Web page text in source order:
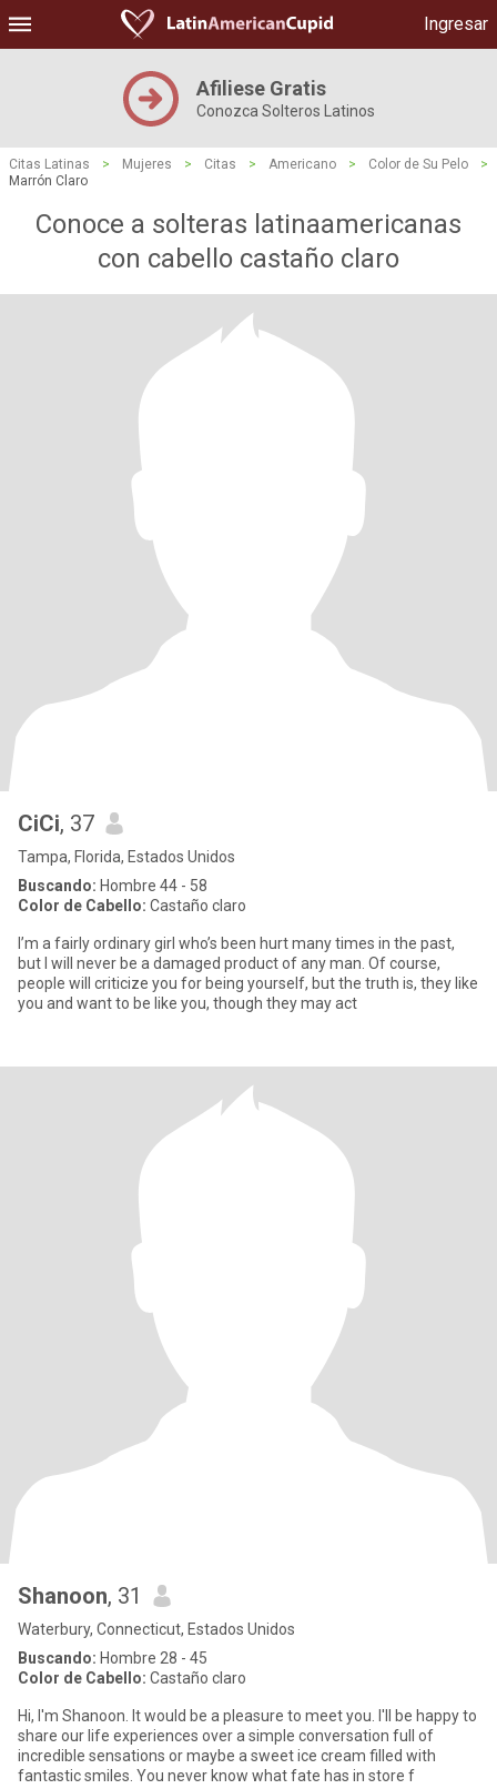
Ingresar
Afiliese Gratis
Conozca Solteros Latinos
Citas Latinas > Mujeres > Citas > Americano > Color de Su Pelo
>
Marrón Claro
Conoce a solteras latinaamericanas
con cabello castaño claro
CiCi, 37
Tampa, Florida, Estados Unidos
Buscando: Hombre 44 - 58
Color de Cabello: Castaño claro
I’m a fairly ordinary girl who’s been hurt many times in the past,
but I will never be a damaged product of any man. Of course,
people will criticize you for being yourself, but the truth is, they like
you and want to be like you, though they may act
Shanoon, 31
Waterbury, Connecticut, Estados Unidos
Buscando: Hombre 28 - 45
Color de Cabello: Castaño claro
Hi, I'm Shanoon. It would be a pleasure to meet you. I'll be happy to
share our life experiences over a simple conversation full of
incredible sensations or maybe a sweet ice cream filled with
fantastic smiles. You never know what fate has in store f